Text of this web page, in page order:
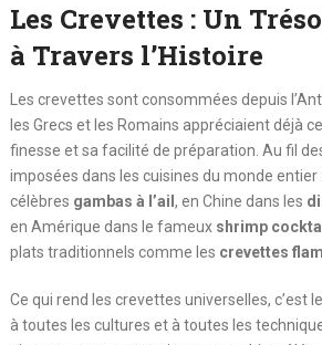
Les Crevettes : Un
à Travers l’Histoire
Les crevettes sont consommées depuis
les Grecs et les Romains appréciaient déjà
finesse et sa facilité de préparation. Au fil
imposées dans les cuisines du monde entier
célèbres gambas à l’ail , en Chine dans les
en Amérique dans le fameux shrimp
plats traditionnels comme les crevettes
Ce qui rend les crevettes universelles, c’est
à toutes les cultures et à toutes les